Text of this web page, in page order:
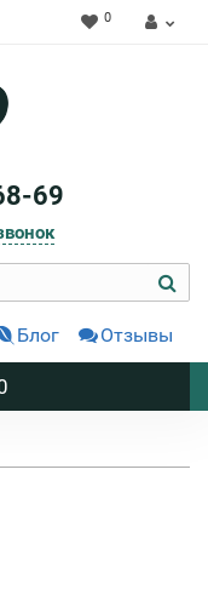
0
69
Блог Отзывы